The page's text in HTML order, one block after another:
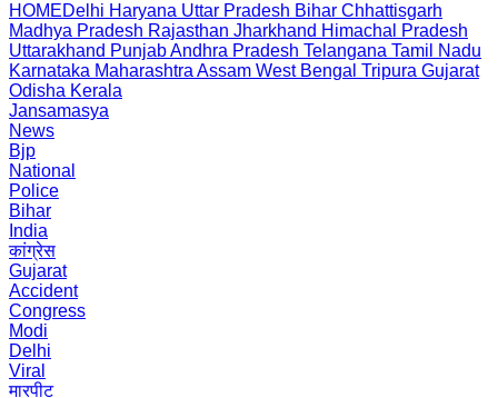
HOMEDelhi Haryana Uttar Pradesh Bihar Chhattisgarh
Madhya Pradesh Rajasthan Jharkhand Himachal Pradesh
Uttarakhand PunjabAndhra Pradesh Telangana Tamil Nadu
Karnataka Maharashtra Assam West Bengal Tripura Gujarat
Odisha Kerala
Jansamasya
News
Bjp
National
Police
Bihar
India
कांग्रेस
Gujarat
Accident
Congress
Modi
Delhi
Viral
मारपीट